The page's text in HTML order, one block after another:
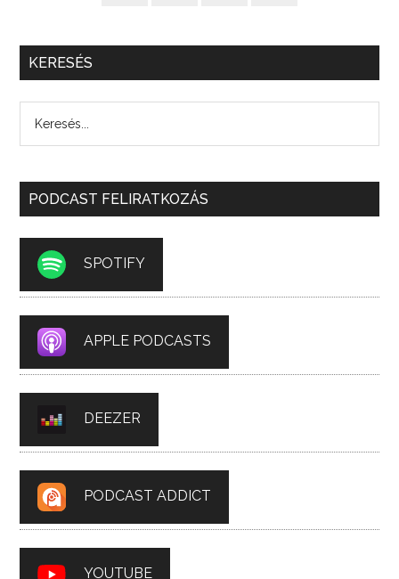
KERESÉS
PODCAST FELIRATKOZÁS
SPOTIFY
APPLE PODCASTS
DEEZER
PODCAST ADDICT
YOUTUBE